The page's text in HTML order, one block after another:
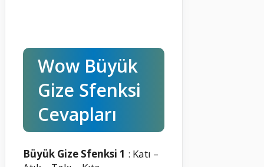
Wow Büyük
Gize Sfenksi
Cevapları
Büyük Gize Sfenksi 1 : Katı –